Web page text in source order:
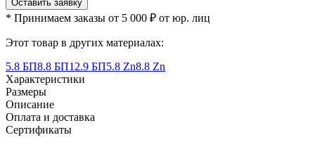
Оставить заявку
* Принимаем заказы от 5 000 ₽ от юр. лиц
Этот товар в других материалах:
5.8 БП8.8 БП12.9 БП5.8 Zn8.8 Zn
Характеристики
Размеры
Описание
Оплата и доставка
Сертификаты